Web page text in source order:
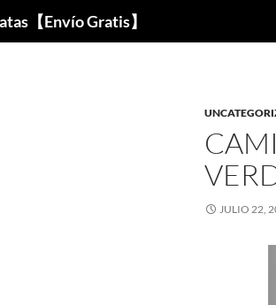
【Envío Gratis】
JULIO 22,